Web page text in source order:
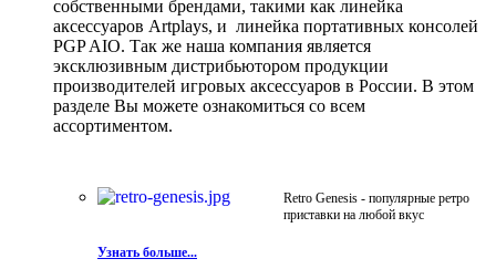
собственными брендами, такими как линейка
аксессуаров Artplays, и линейка портативных консолей
PGP AIO. Так же наша компания является
эксклюзивным дистрибьютором продукции
производителей игровых аксессуаров в России. В этом
разделе Вы можете ознакомиться со всем
ассортиментом.
Retro Genesis - популярные ретро
приставки на любой вкус
Узнать больше...